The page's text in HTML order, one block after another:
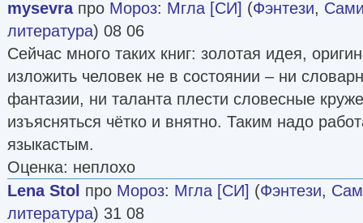
mysevraпро Мороз: Мгла [СИ] (Фэнтези,
литература) 08 06
Сейчас много таких книг: золотая идея,
изложить человек не в состоянии – ни
фантазии, ни таланта плести словесные
изъясняться чётко и внятно. Таким надо
языкастым.
Оценка: неплохо
Lena Stol про Мороз: Мгла [СИ] (Фэнтези,
литература) 31 08